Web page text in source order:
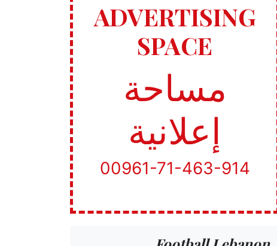
ADVERTISING
SPACE
مساحة
إعلانية
00961-71-463-914